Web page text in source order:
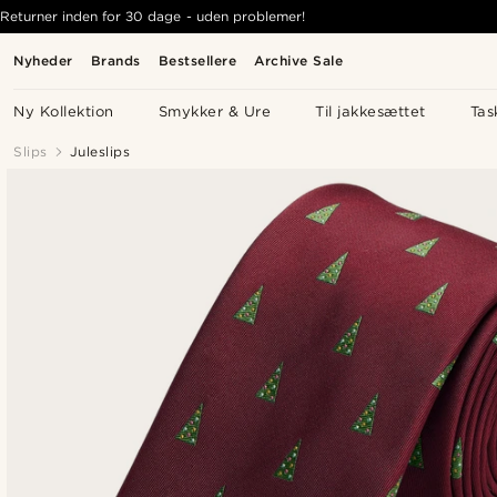
Nyheder Brands Bestsellere Archive Sale
Ny Kollektion Smykker & Ure Til jakkesættet
Returner inden for 30 dage - uden problemer!
Slips Juleslips